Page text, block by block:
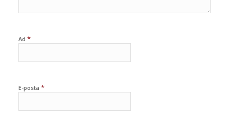
Ad *
E-posta *